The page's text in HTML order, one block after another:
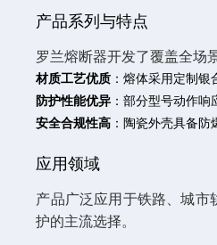
产品系列与特点
罗兰熔断器开发了覆盖全场
材质工艺优质 ：熔体采用定制
防护性能优异 ：部分型号动作
安全合规性高 ：陶瓷外壳具备
应用领域
产品广泛应用于铁路、城市
护的主流选择。